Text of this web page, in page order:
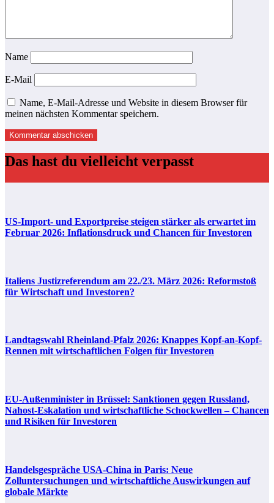
Name
E-Mail
Name, E-Mail-Adresse und Website in diesem Browser für
meinen nächsten Kommentar speichern.
Das hast du vielleicht verpasst
US-Import- und Exportpreise steigen stärker als erwartet im
Februar 2026: Inflationsdruck und Chancen für Investoren
Italiens Justizreferendum am 22./23. März 2026: Reformstoß
für Wirtschaft und Investoren?
Landtagswahl Rheinland-Pfalz 2026: Knappes Kopf-an-Kopf-
Rennen mit wirtschaftlichen Folgen für Investoren
EU-Außenminister in Brüssel: Sanktionen gegen Russland,
Nahost-Eskalation und wirtschaftliche Schockwellen – Chancen
und Risiken für Investoren
Handelsgespräche USA-China in Paris: Neue
Zolluntersuchungen und wirtschaftliche Auswirkungen auf
globale Märkte